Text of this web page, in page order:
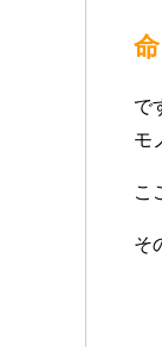
で
モ
こ
そ